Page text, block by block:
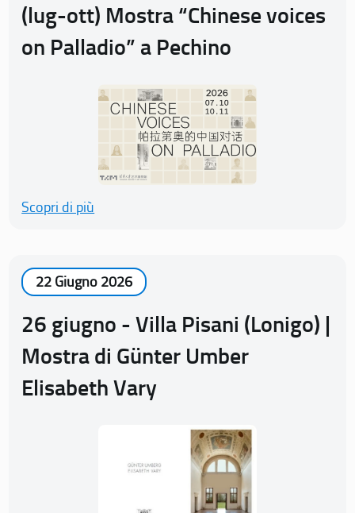
(lug-ott) Mostra “Chinese voices
on Palladio” a Pechino
Scopri di più
22 Giugno 2026
26 giugno - Villa Pisani (Lonigo) |
Mostra di Günter Umber
Elisabeth Vary